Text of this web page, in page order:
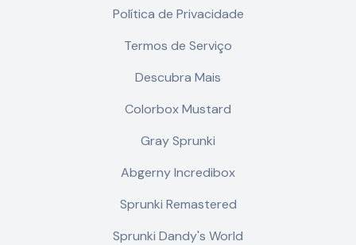
Política de Privacidade
Termos de Serviço
Descubra Mais
Colorbox Mustard
Gray Sprunki
Abgerny Incredibox
Sprunki Remastered
Sprunki Dandy's World